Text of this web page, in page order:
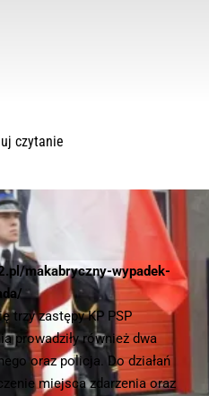
makabryczny-wypadek-
trzy zastępy KP PSP
prowadziły również dwa
oraz policja. Do działań
miejsca zdarzenia oraz
czytanie
prawa zastrzeżone |hvln.pl